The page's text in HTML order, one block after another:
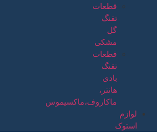
قطعات
تفنگ
گل
مشکی
قطعات
تفنگ
بادی
هانتر،
ماکاروف،ماکسیموس
لوازم
استوک